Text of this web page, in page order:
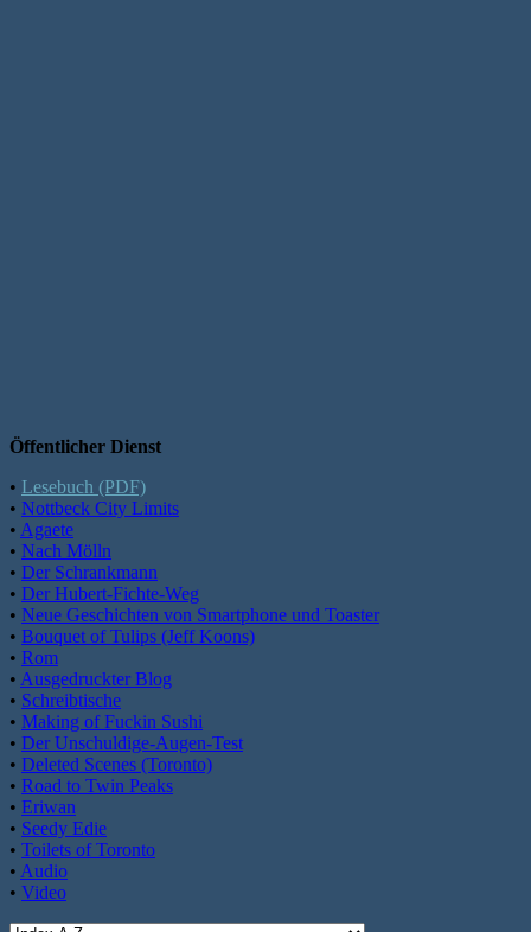
Öffentlicher Dienst
• Lesebuch (PDF)
• Nottbeck City Limits
• Agaete
• Nach Mölln
• Der Schrankmann
• Der Hubert-Fichte-Weg
• Neue Geschichten von Smartphone und Toaster
• Bouquet of Tulips (Jeff Koons)
• Rom
• Ausgedruckter Blog
• Schreibtische
• Making of Fuckin Sushi
• Der Unschuldige-Augen-Test
• Deleted Scenes (Toronto)
• Road to Twin Peaks
• Eriwan
• Seedy Edie
• Toilets of Toronto
• Audio
• Video